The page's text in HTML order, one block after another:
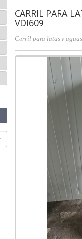
CARRIL PARA
VDI609
Carril para latas y aguas